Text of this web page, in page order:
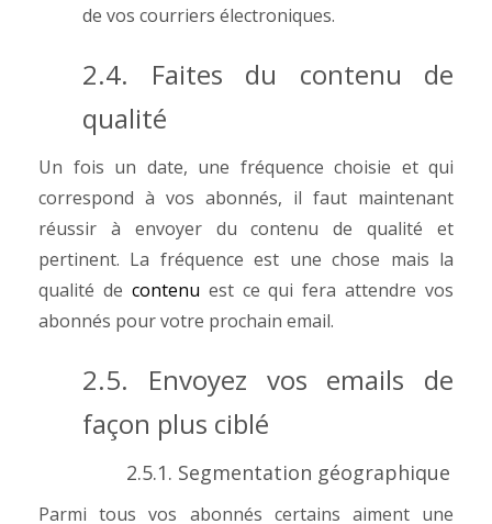
de vos courriers électroniques.
2.4. Faites du contenu de
qualité
Un fois un date, une fréquence choisie et qui
correspond à vos abonnés, il faut maintenant
réussir à envoyer du contenu de qualité et
pertinent. La fréquence est une chose mais la
qualité de contenu est ce qui fera attendre vos
abonnés pour votre prochain email.
2.5. Envoyez vos emails de
façon plus ciblé
2.5.1. Segmentation géographique
Parmi tous vos abonnés certains aiment une